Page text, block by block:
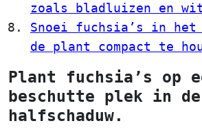
zoals bladluizen en
Snoei fuchsia’s in het
de plant compact te
Plant fuchsia’s op
beschutte plek in de
halfschaduw.